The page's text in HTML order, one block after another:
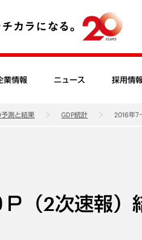
業情報 ニュース 採用情
測と結果 GDP統計 2016年7
（2次速報）